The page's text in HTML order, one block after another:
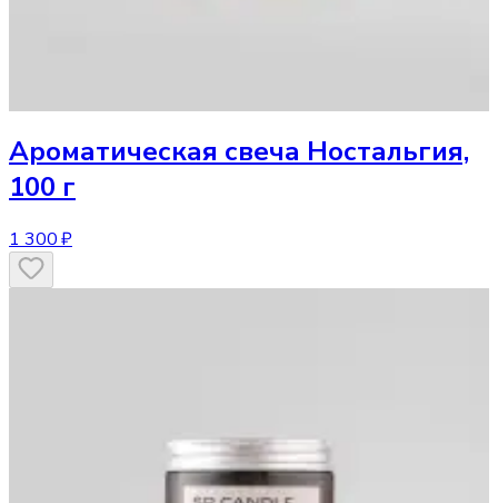
Ароматическая свеча Ностальгия,
100 г
1 300 ₽